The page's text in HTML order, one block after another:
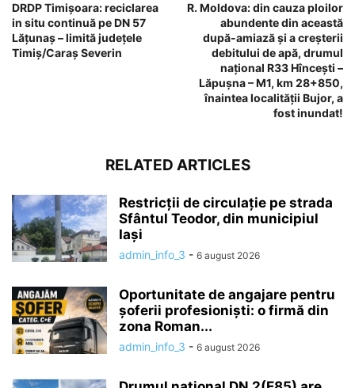
DRDP Timișoara: reciclarea
in situ continuă pe DN 57
Lățunaș – limită județele
Timiș/Caraș Severin
R. Moldova: din cauza ploilor
abundente din această
după-amiază și a creșterii
debitului de apă, drumul
național R33 Hîncești –
Lăpușna – M1, km 28+850,
înaintea localității Bujor, a
fost inundat!
RELATED ARTICLES
Restricții de circulație pe strada
Sfântul Teodor, din municipiul
Iași
admin_info_3 - 6 august 2026
Oportunitate de angajare pentru
șoferii profesioniști: o firmă din
zona Roman...
admin_info_3 - 6 august 2026